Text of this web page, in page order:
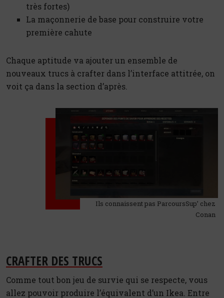
très fortes)
La maçonnerie de base pour construire votre
première cahute
Chaque aptitude va ajouter un ensemble de
nouveaux trucs à crafter dans l’interface attitrée, on
voit ça dans la section d’après.
Ils connaissent pas ParcoursSup’ chez
Conan
CRAFTER DES TRUCS
Comme tout bon jeu de survie qui se respecte, vous
allez pouvoir produire l’équivalent d’un Ikea. Entre